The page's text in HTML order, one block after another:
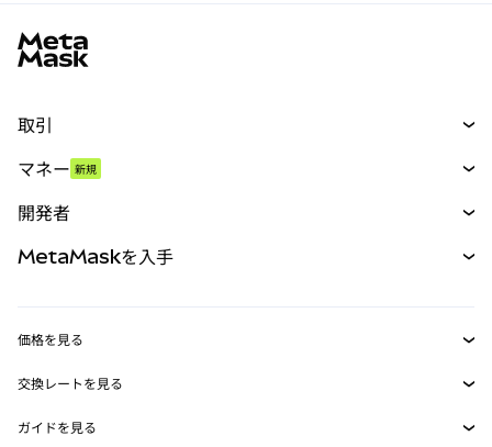
取引
パーペチュアル
RWA
マネー 新規
開発者
MetaMask Connect
Snaps
MetaMaskを入手
セキュリティ
価格を見る
イーサリアムの価格
Solanaの価格
交換レートを見る
ETH→USD
ガイドを見る